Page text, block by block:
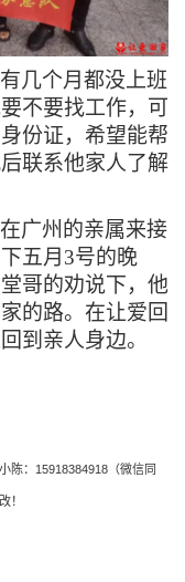
几个月都没上班
不要找工作，可
份证，希望能帮
联系他家人了解
广州的亲属来接
五月 3号的晚
哥的劝说下，他
的路。在让爱回
到亲人身边。
陈： 15918384918 （微信同
！